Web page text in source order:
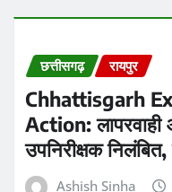
छत्तीसगढ़ रायपुर
Chhattisgarh
Action:
उपनिरीक्षक
Ashish Sinha